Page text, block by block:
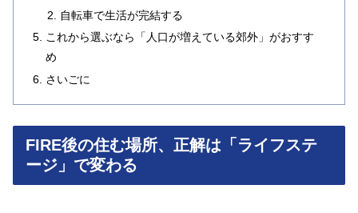
自転車で生活が完結する
これから選ぶなら「人口が増えている郊外」がおすす
め
さいごに
FIRE後の住む場所、正解は「ライフステ
ージ」で変わる